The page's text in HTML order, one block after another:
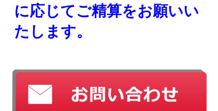
に応じてご精算をお願いい
たします。